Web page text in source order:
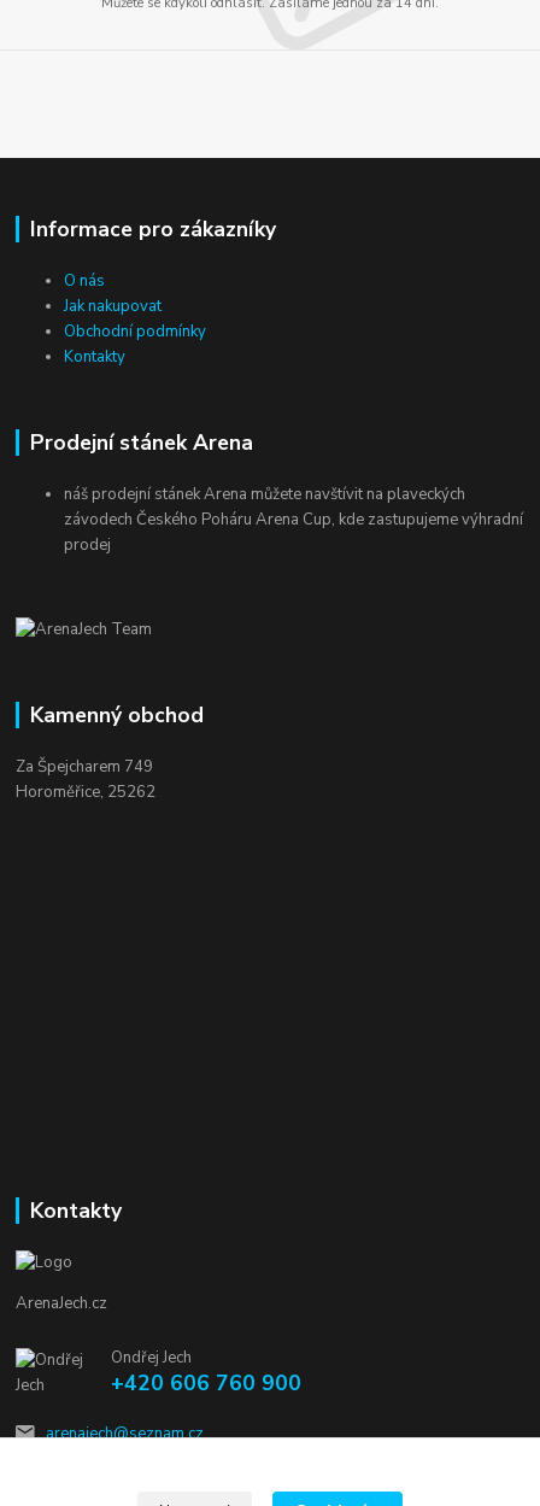
Informace pro zákazníky
O nás
Jak nakupovat
Obchodní podmínky
Kontakty
Prodejní stánek Arena
náš prodejní stánek Arena můžete navštívit na plaveckých
závodech Českého Poháru Arena Cup, kde zastupujeme výhradní
prodej
Kamenný obchod
Za Špejcharem 749
Horoměřice, 25262
Kontakty
ArenaJech.cz
Ondřej Jech
+420 606 760 900
arenajech@seznam.cz